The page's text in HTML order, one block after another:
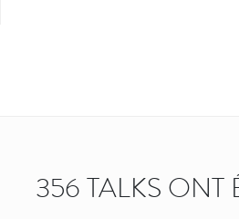
356 TALKS ONT